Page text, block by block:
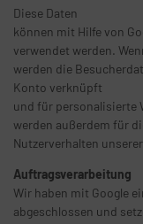
Diese Daten
können mit Hilfe von
verwendet werden.
werden die
Konto verknüpft
und für personalisierte
werden außerdem für
Nutzerverhalten
Auftragsverarbeitung
Wir haben mit Google
abgeschlossen und